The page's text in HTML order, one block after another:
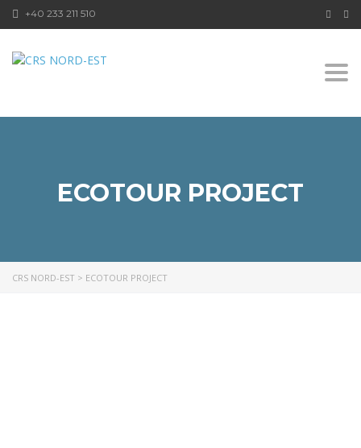
+40 233 211 510
ECOTOUR PROJECT
CRS NORD-EST > ECOTOUR PROJECT